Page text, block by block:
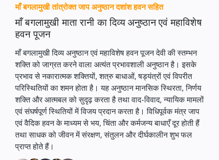
माँ बगलामुखी तांत्रोक्त जाप अनुष्ठान दशांश हवन सहित
माँ बगलामुखी माता रानी का दिव्य अनुष्ठान एवं महाविशेष
हवन पूजन
माँ बगलामुखी दिव्य अनुष्ठान एवं महाविशेष हवन पूजन देवी की स्तम्भन
शक्ति को जाग्रत करने वाला अत्यंत प्रभावशाली अनुष्ठान है। इसके
प्रभाव से नकारात्मक शक्तियों, शत्रु बाधाओं, षड्यंत्रों एवं विपरीत
परिस्थितियों का शमन होता है। यह अनुष्ठान मानसिक स्थिरता, निर्णय
शक्ति और आत्मबल को सुदृढ़ करता है तथा वाद-विवाद, न्यायिक मामलों
एवं संघर्षपूर्ण स्थितियों में विजय प्रदान करता है। विधिपूर्वक मंत्र जाप
एवं वैदिक हवन के माध्यम से भय, चिंता और कर्मजन्य बाधाएँ दूर होती हैं
तथा साधक को जीवन में संरक्षण, संतुलन और दीर्घकालीन शुभ फल
प्राप्त होते हैं।